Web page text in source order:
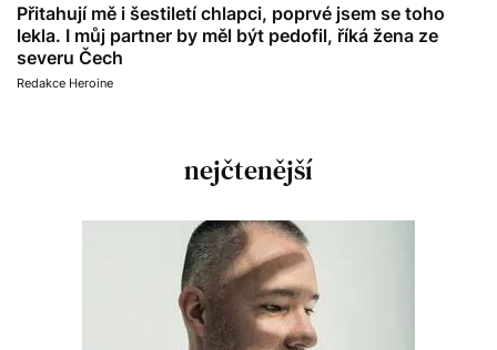
Přitahují mě i šestiletí chlapci, poprvé jsem se toho
lekla. I můj partner by měl být pedofil, říká žena ze
severu Čech
Redakce Heroine
nejčtenější